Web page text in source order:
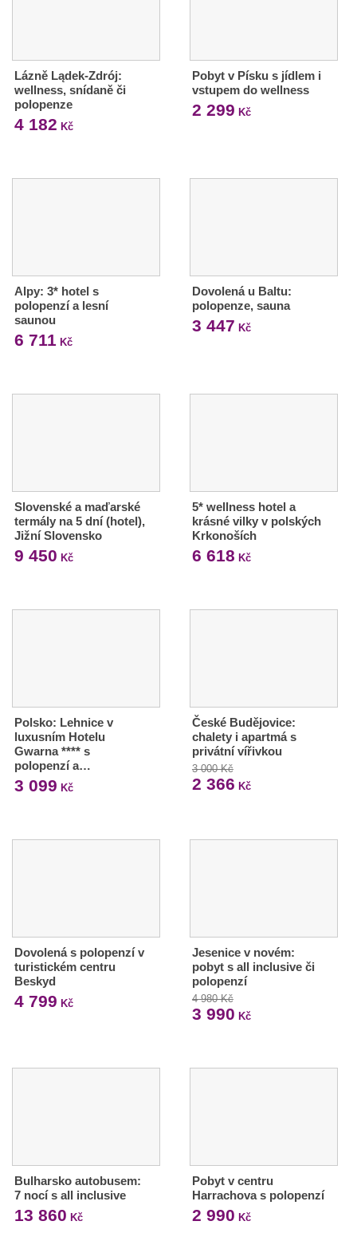
Lázně Lądek-Zdrój:
wellness, snídaně či
polopenze
4 182 Kč
Pobyt v Písku s jídlem i
vstupem do wellness
2 299 Kč
Alpy: 3* hotel s
polopenzí a lesní
saunou
6 711 Kč
Dovolená u Baltu:
polopenze, sauna
3 447 Kč
Slovenské a maďarské
termály na 5 dní (hotel),
Jižní Slovensko
9 450 Kč
5* wellness hotel a
krásné vilky v polských
Krkonoších
6 618 Kč
Polsko: Lehnice v
luxusním Hotelu
Gwarna **** s
polopenzí a…
3 099 Kč
České Budějovice:
chalety i apartmá s
privátní vířivkou
3 000 Kč
2 366 Kč
Dovolená s polopenzí v
turistickém centru
Beskyd
4 799 Kč
Jesenice v novém:
pobyt s all inclusive či
polopenzí
4 980 Kč
3 990 Kč
Bulharsko autobusem:
7 nocí s all inclusive
13 860 Kč
Pobyt v centru
Harrachova s polopenzí
2 990 Kč